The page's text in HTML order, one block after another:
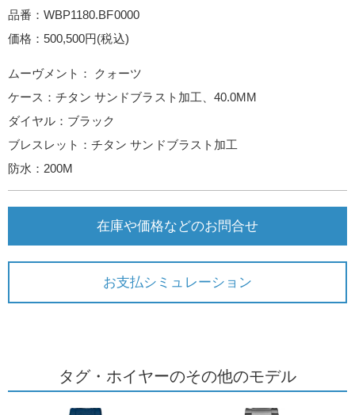
品番：WBP1180.BF0000
価格：500,500円(税込)
ムーヴメント： クォーツ
ケース：チタン サンドブラスト加工、40.0MM
ダイヤル：ブラック
ブレスレット：チタン サンドブラスト加工
防水：200M
在庫や価格などのお問合せ
お支払シミュレーション
タグ・ホイヤーのその他のモデル